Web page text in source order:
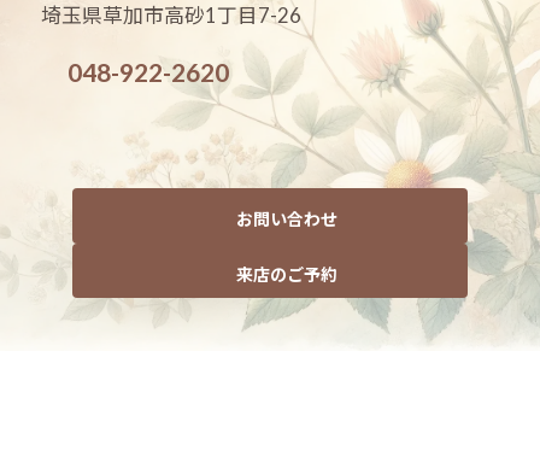
埼玉県草加市高砂1丁目7-26
048-922-2620
お問い合わせ
来店のご予約